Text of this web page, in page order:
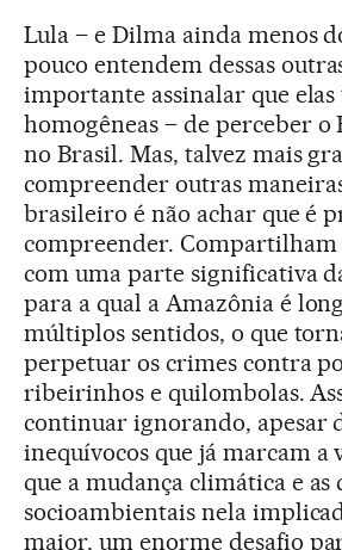
Lula – e Dilma ainda menos
pouco entendem dessas
importante assinalar que elas
homogêneas – de perceber o
no Brasil. Mas, talvez mais
compreender outras
brasileiro é não achar que é
compreender. Compartilham
com uma parte significativa
para a qual a Amazônia é
múltiplos sentidos, o que
perpetuar os crimes contra
ribeirinhos e quilombolas.
continuar ignorando, apesar
inequívocos que já marcam a
que a mudança climática e as
socioambientais nela
maior, um enorme desafio